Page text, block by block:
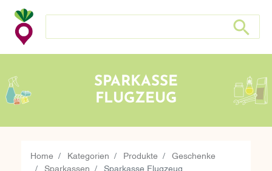
Search
SPARKASSE
FLUGZEUG
Home Kategorien Produkte Geschenke
Sparkassen Sparkasse Flugzeug